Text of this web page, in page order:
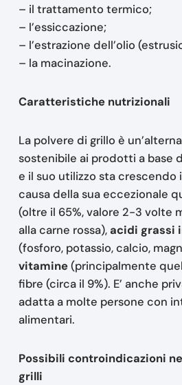
– il trattamento termico;
– l’essiccazione;
– l’estrazione dell’olio
– la macinazione.
Caratteristiche nutrizionali
La polvere di grillo è
sostenibile ai prodotti a base
e il suo utilizzo sta
causa della sua eccezionale
(oltre il 65%, valore 2-3 volte
alla carne rossa),acidi grassi
(fosforo, potassio, calcio,
vitamine(principalmente
fibre (circa il 9%). E’ anche
adatta a molte persone con
alimentari.
Possibili controindicazioni
grilli